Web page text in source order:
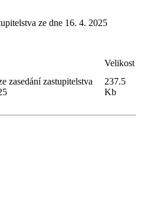
ze dne 16. 4. 2025
Velikost
zasedání zastupitelstva
237.5
Kb